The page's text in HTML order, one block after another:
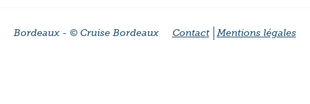
Bordeaux - © Cruise Bordeaux Contact Mentions légales